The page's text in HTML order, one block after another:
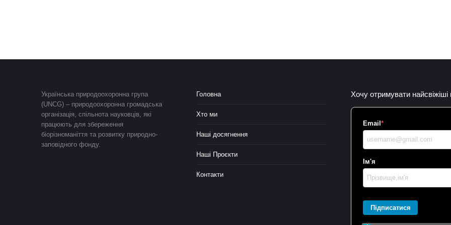
Українська природоохоронна група
(UNCG) – природоохоронна громадська
організація, спільнота науковців, які
працюють для збереження
біорізноманіття та розвитку природно-
заповідного фонду.
Головна
Хто ми
Наші досягнення
Наші Проєкти
Контакти
Хочу отримувати найсвіжіші
Email *
Ім'я
Підписатися